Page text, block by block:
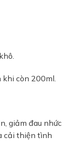
còn 200ml.
giảm đau nhức
cải thiện tình